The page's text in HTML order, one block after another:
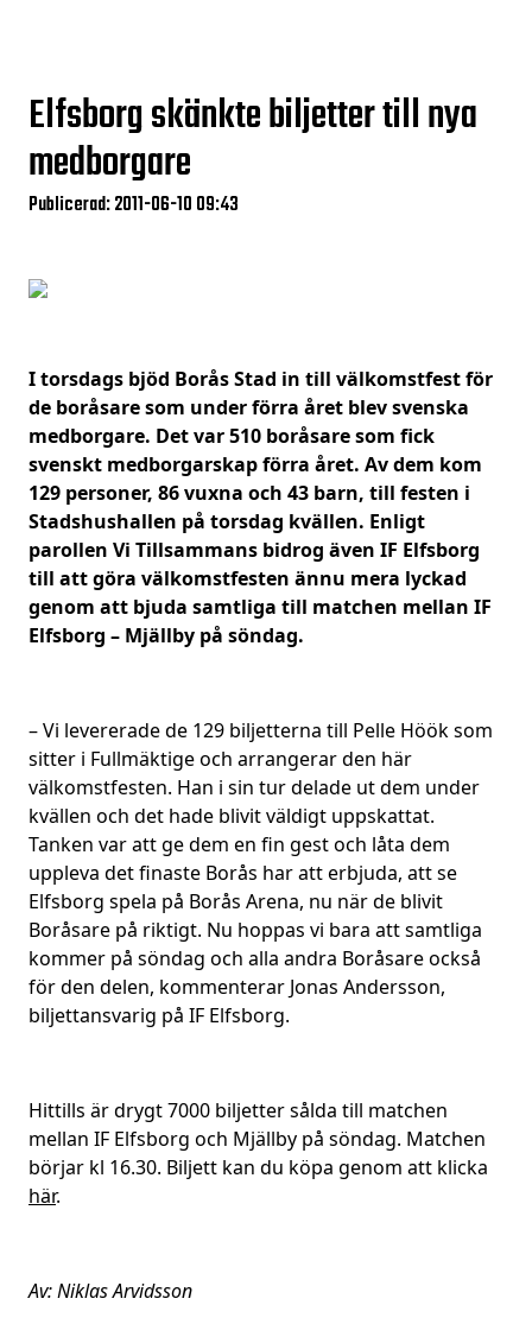
Elfsborg skänkte biljetter till nya
medborgare
Publicerad: 2011-06-10 09:43
I torsdags bjöd Borås Stad in till välkomstfest för
de boråsare som under förra året blev svenska
medborgare. Det var 510 boråsare som fick
svenskt medborgarskap förra året. Av dem kom
129 personer, 86 vuxna och 43 barn, till festen i
Stadshushallen på torsdag kvällen. Enligt
parollen Vi Tillsammans bidrog även IF Elfsborg
till att göra välkomstfesten ännu mera lyckad
genom att bjuda samtliga till matchen mellan IF
Elfsborg – Mjällby på söndag.
– Vi levererade de 129 biljetterna till Pelle Höök som
sitter i Fullmäktige och arrangerar den här
välkomstfesten. Han i sin tur delade ut dem under
kvällen och det hade blivit väldigt uppskattat.
Tanken var att ge dem en fin gest och låta dem
uppleva det finaste Borås har att erbjuda, att se
Elfsborg spela på Borås Arena, nu när de blivit
Boråsare på riktigt. Nu hoppas vi bara att samtliga
kommer på söndag och alla andra Boråsare också
för den delen, kommenterar Jonas Andersson,
biljettansvarig på IF Elfsborg.
Hittills är drygt 7000 biljetter sålda till matchen
mellan IF Elfsborg och Mjällby på söndag. Matchen
börjar kl 16.30. Biljett kan du köpa genom att klicka
här.
Av: Niklas Arvidsson